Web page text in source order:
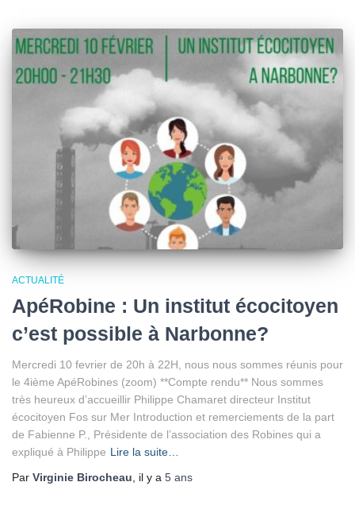
ACTUALITÉ
ApéRobine : Un institut écocitoyen
c’est possible à Narbonne?
Mercredi 10 fevrier de 20h à 22H, nous nous sommes réunis pour
le 4ième ApéRobines (zoom) **Compte rendu** Nous sommes
très heureux d’accueillir Philippe Chamaret directeur Institut
écocitoyen Fos sur Mer Introduction et remerciements de la part
de Fabienne P., Présidente de l’association des Robines qui a
expliqué à Philippe Lire la suite…
Par Virginie Birocheau, il y a 5 ans